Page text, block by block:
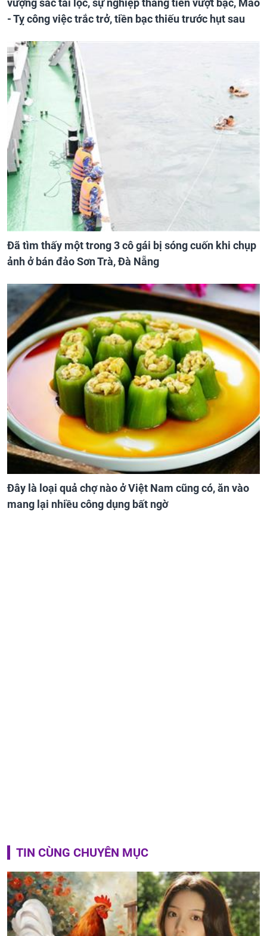
vượng sắc tài lộc, sự nghiệp thăng tiến vượt bậc, Mão
- Tỵ công việc trắc trở, tiền bạc thiếu trước hụt sau
Đã tìm thấy một trong 3 cô gái bị sóng cuốn khi chụp
ảnh ở bán đảo Sơn Trà, Đà Nẵng
Đây là loại quả chợ nào ở Việt Nam cũng có, ăn vào
mang lại nhiều công dụng bất ngờ
TIN CÙNG CHUYÊN MỤC